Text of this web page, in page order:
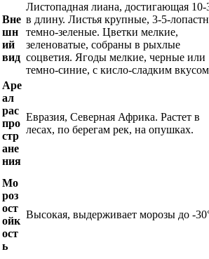
Вне
шн
ий
вид
Листопадная лиана, достигающая
в длину. Листья крупные, 3-5-
темно-зеленые. Цветки мелкие,
зеленоватые, собраны в рыхлые
соцветия. Ягоды мелкие, черные или
темно-синие, с кисло-сладким
Аре
ал
рас
про
стр
ане
ния
Евразия, Северная Африка. Растет в
лесах, по берегам рек, на опушках.
Мо
роз
ост
ойк
ост
ь
Высокая, выдерживает морозы до -